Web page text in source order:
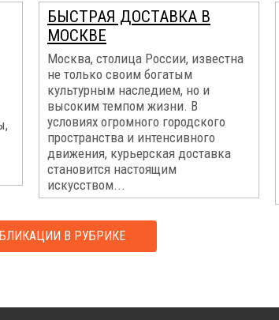
БЫСТРАЯ ДОСТАВКА В
МОСКВЕ
Москва, столица России, известна
не только своим богатым
культурным наследием, но и
высоким темпом жизни. В
условиях огромного городского
пространства и интенсивного
движения, курьерская доставка
становится настоящим
искусством...
В РУБРИКЕ